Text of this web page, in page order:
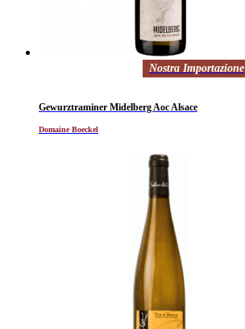
Nostra Importazione
Gewurztraminer Midelberg Aoc Alsace
Domaine Boeckel